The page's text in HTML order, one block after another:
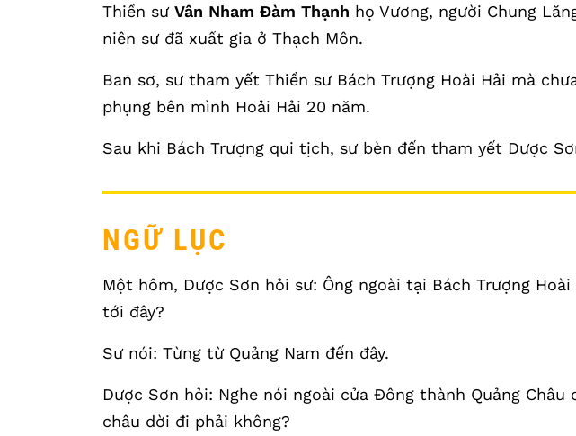
Thiền sư Vân Nham Đàm Thạnh họ Vương, người Chung
niên sư đã xuất gia ở Thạch Môn.
Ban sơ, sư tham yết Thiền sư Bách Trượng Hoài Hải mà
phụng bên mình Hoải Hải 20 năm.
Sau khi Bách Trượng qui tịch, sư bèn đến tham yết Dược
NGỮ LỤC
Một hôm, Dược Sơn hỏi sư: Ông ngoài tại Bách Trượng
tới đây?
Sư nói: Từng từ Quảng Nam đến đây.
Dược Sơn hỏi: Nghe nói ngoài cửa Đông thành Quảng
châu dời đi phải không?